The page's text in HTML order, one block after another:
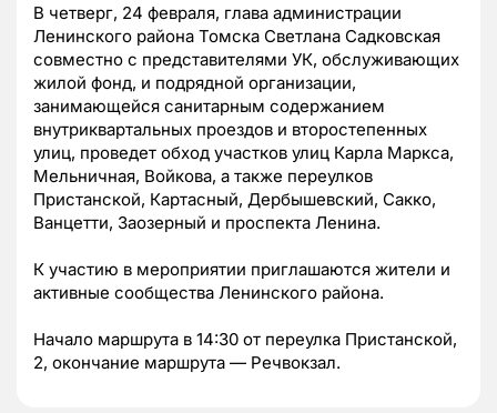
В четверг, 24 февраля, глава администрации
Ленинского района Томска Светлана Садковская
совместно с представителями УК, обслуживающих
жилой фонд, и подрядной организации,
занимающейся санитарным содержанием
внутриквартальных проездов и второстепенных
улиц, проведет обход участков улиц Карла Маркса,
Мельничная, Войкова, а также переулков
Пристанской, Картасный, Дербышевский, Сакко,
Ванцетти, Заозерный и проспекта Ленина.
К участию в мероприятии приглашаются жители и
активные сообщества Ленинского района.
Начало маршрута в 14:30 от переулка Пристанской,
2, окончание маршрута — Речвокзал.